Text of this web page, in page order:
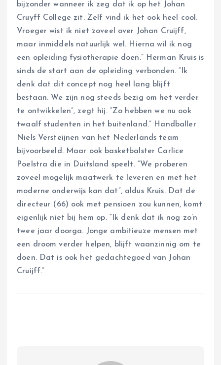
bijzonder wanneer ik zeg dat ik op het Johan
Cruyff College zit. Zelf vind ik het ook heel cool.
Vroeger wist ik niet zoveel over Johan Cruijff,
maar inmiddels natuurlijk wel. Hierna wil ik nog
een opleiding fysiotherapie doen.” Herman Kruis is
sinds de start aan de opleiding verbonden. “Ik
denk dat dit concept nog heel lang blijft
bestaan. We zijn nog steeds bezig om het verder
te ontwikkelen”, zegt hij. “Zo hebben we nu ook
twaalf studenten in het buitenland.” Handballer
Niels Versteijnen van het Nederlands team
bijvoorbeeld. Maar ook basketbalster Carlice
Poelstra die in Duitsland speelt. “We proberen
zoveel mogelijk maatwerk te leveren en met het
moderne onderwijs kan dat”, aldus Kruis. Dat de
directeur (66) ook met pensioen zou kunnen, komt
eigenlijk niet bij hem op. “Ik denk dat ik nog zo’n
twee jaar doorga. Jonge ambitieuze mensen met
een droom verder helpen, blijft waanzinnig om te
doen. Dat is ook het gedachtegoed van Johan
Cruijff.”